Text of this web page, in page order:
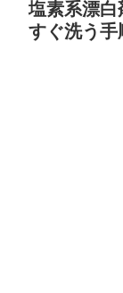
塩素系漂白
すぐ洗う